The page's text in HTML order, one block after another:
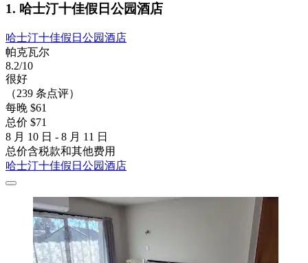
1. 哈士汀十佳假日公园酒店
哈士汀十佳假日公园酒店
帕克瓦尔
8.2/10
很好
（239 条点评）
每晚 $61
总价 $71
8 月 10 日 - 8 月 11 日
总价含税款和其他费用
哈士汀十佳假日公园酒店